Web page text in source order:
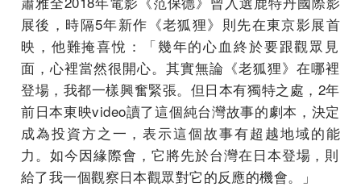
展後，時隔5年新作《老狐狸》則先在東京影展首
映，他難掩喜悅：「幾年的心血終於要跟觀眾見
面，心裡當然很開心。其實無論《老狐狸》在哪裡
登場，我都一樣興奮緊張。但日本有獨特之處，2年
前日本東映video讀了這個純台灣故事的劇本， 決定
成為投資方之一，表示這個故事有超越地域的能
力。 如今因緣際會，它將先於台灣在日本登場， 則
給了我一個觀察日本觀眾對它的反應的機會。」